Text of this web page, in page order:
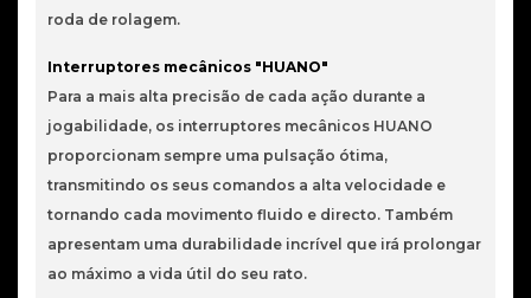
roda de rolagem.
Interruptores mecânicos "HUANO"
Para a mais alta precisão de cada ação durante a
jogabilidade, os interruptores mecânicos HUANO
proporcionam sempre uma pulsação ótima,
transmitindo os seus comandos a alta velocidade e
tornando cada movimento fluido e directo. Também
apresentam uma durabilidade incrível que irá prolongar
ao máximo a vida útil do seu rato.